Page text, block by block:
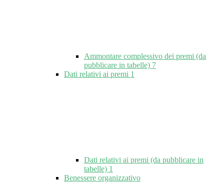
Ammontare complessivo dei premi (da
pubblicare in tabelle) 7
Dati relativi ai premi 1
Dati relativi ai premi (da pubblicare in
tabelle) 1
Benessere organizzativo